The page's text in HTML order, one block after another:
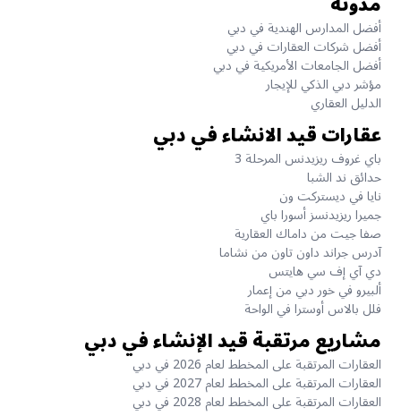
أفضل المدارس الهندية في دبي
أفضل شركات العقارات في دبي
أفضل الجامعات الأمريكية في دبي
مؤشر دبي الذكي للإيجار
الدليل العقاري
عقارات قيد الانشاء في دبي
باي غروف ريزيدنس المرحلة 3
حدائق ند الشبا
نايا في ديستركت ون
جميرا ريزيدنسز أسورا باي
صفا جيت من داماك العقارية
آدرس جراند داون تاون من نشاما
دي آي إف سي هايتس
ألبيرو في خور دبي من إعمار
فلل بالاس أوسترا في الواحة
مشاريع مرتقبة قيد الإنشاء في دبي
العقارات المرتقبة على المخطط لعام 2026 في دبي
العقارات المرتقبة على المخطط لعام 2027 في دبي
العقارات المرتقبة على المخطط لعام 2028 في دبي